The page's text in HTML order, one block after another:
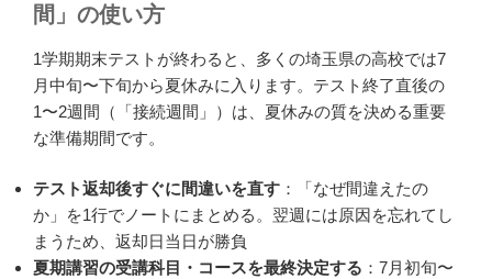
間」の使い方
1学期期末テストが終わると、多くの埼玉県の高校では7
月中旬〜下旬から夏休みに入ります。テスト終了直後の
1〜2週間（「接続週間」）は、夏休みの質を決める重要
な準備期間です。
テスト返却後すぐに間違いを直す ：「なぜ間違えたの
か」を1行でノートにまとめる。翌週には原因を忘れてし
まうため、返却日当日が勝負
夏期講習の受講科目・コースを最終決定する ：7月初旬〜